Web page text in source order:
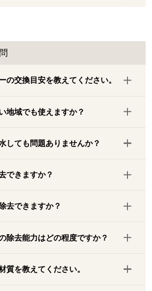
の交換目安を教えてください。
たら交換してください。水の使
ださい。また、18カ月未満で
ご検討ください。
地域でも使えますか？
詰まりすることで、交換時期が
合は、18カ月経過していなくて
しても問題ありませんか？
以上の高温の湯を通すと浄水性
できますか？
ィルターの網目サイズ（2マイ
ます。
去できますか？
も有害とされる物質（残留塩
除去能力はどの程度ですか？
替ウイルスであるMS2を用いた
質を教えてください。